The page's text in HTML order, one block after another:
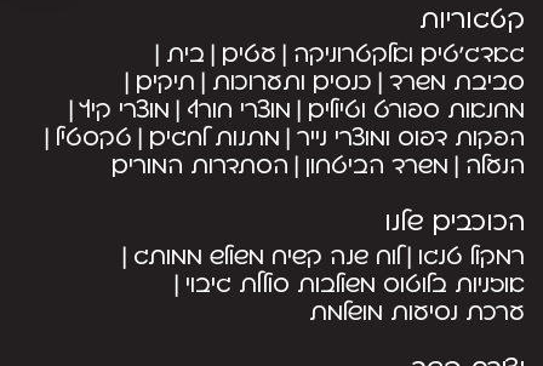
קטגוריות
גאדג’טים ואלקטרוניקה עטים בית
סביבת משרד כנסים ותערוכות תיקים
מחנאות ספורט וטיולים מוצרי חורף מוצרי קיץ
הפקות דפוס ומוצרי נייר מתנות לחגים טקסטיל
הנעלה משרד הביטחון הסתדרות המורים
הכוכבים שלנו
רמקול טנגו לוח שנה קשיח משולש ממותג
אוזניות בלוטוס משולבות סוללת גיבוי
ערכת נסיעות מושלמת